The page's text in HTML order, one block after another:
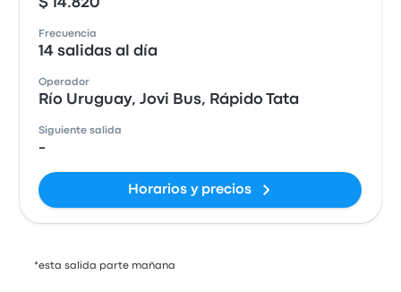
$ 14.820
Frecuencia
14 salidas al día
Operador
Río Uruguay, Jovi Bus, Rápido Tata
Siguiente salida
-
Horarios y precios
*esta salida parte mañana